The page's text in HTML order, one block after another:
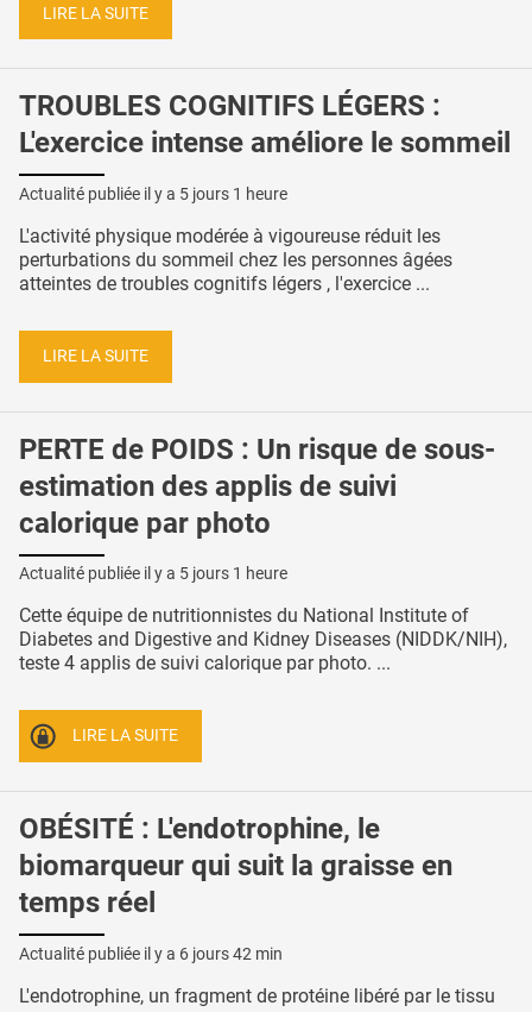
LIRE LA SUITE
TROUBLES COGNITIFS LÉGERS :
L'exercice intense améliore le sommeil
Actualité publiée il y a 5 jours 1 heure
L'activité physique modérée à vigoureuse réduit les
perturbations du sommeil chez les personnes âgées
atteintes de troubles cognitifs légers , l'exercice ...
LIRE LA SUITE
PERTE de POIDS : Un risque de sous-
estimation des applis de suivi
calorique par photo
Actualité publiée il y a 5 jours 1 heure
Cette équipe de nutritionnistes du National Institute of
Diabetes and Digestive and Kidney Diseases (NIDDK/NIH),
teste 4 applis de suivi calorique par photo. ...
LIRE LA SUITE
OBÉSITÉ : L'endotrophine, le
biomarqueur qui suit la graisse en
temps réel
Actualité publiée il y a 6 jours 42 min
L'endotrophine, un fragment de protéine libéré par le tissu